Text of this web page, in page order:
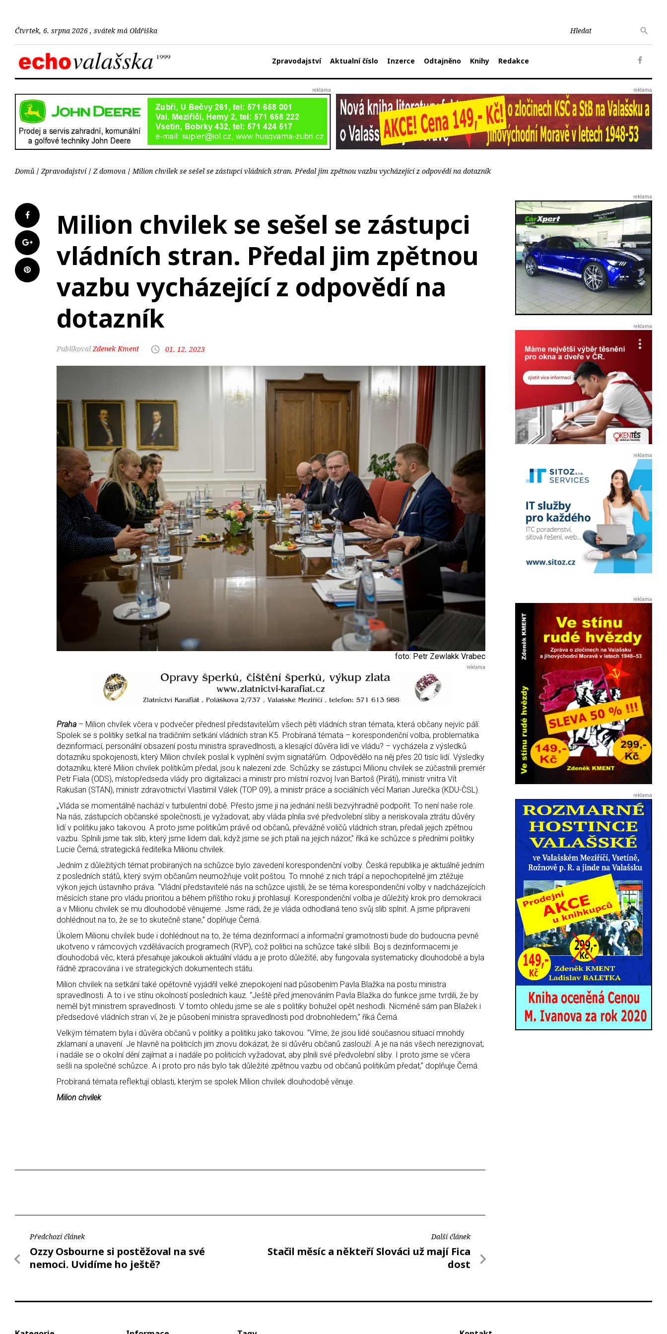
Čtvrtek, 6. srpna 2026 , svátek má Oldřiška
Zpravodajství Aktualní číslo Inzerce Odtajněno Knihy Redakce
Domů Zpravodajství Z domova Milion chvilek se sešel se zástupci vládních stran. Předal jim zpětnou vazbu vycházející z odpovědí na dotazník
Milion chvilek se sešel se zástupci
vládních stran. Předal jim zpětnou
vazbu vycházející z odpovědí na
dotazník
Zdenek Kment 01. 12. 2023
foto: Petr Zewlakk Vrabec
Praha – Milion chvilek včera v podvečer přednesl představitelům všech pěti vládních stran témata, která občany nejvíc pálí.
Spolek se s politiky setkal na tradičním setkání vládních stran K5. Probíraná témata – korespondenční volba, problematika
dezinformací, personální obsazení postu ministra spravedlnosti, a klesající důvěra lidí ve vládu? – vycházela z výsledků
dotazníku spokojenosti, který Milion chvilek poslal k vyplnění svým signatářům. Odpovědělo na něj přes 20 tisíc lidí. Výsledky
dotazníku, které Milion chvilek politikům předal, jsou k nalezení zde. Schůzky se zástupci Milionu chvilek se zúčastnili premiér
Petr Fiala (ODS), místopředseda vlády pro digitalizaci a ministr pro místní rozvoj Ivan Bartoš (Piráti), ministr vnitra Vít
Rakušan (STAN), ministr zdravotnictví Vlastimil Válek (TOP 09), a ministr práce a sociálních věcí Marian Jurečka (KDU-ČSL).
„Vláda se momentálně nachází v turbulentní době. Přesto jsme ji na jednání nešli bezvýhradně podpořit. To není naše role.
Na nás, zástupcích občanské společnosti, je vyžadovat, aby vláda plnila své předvolební sliby a neriskovala ztrátu důvěry
lidí v politiku jako takovou. A proto jsme politikům právě od občanů, převážně voličů vládních stran, předali jejich zpětnou
vazbu. Splnili jsme tak slib, který jsme lidem dali, když jsme se jich ptali na jejich názor,” říká ke schůzce s předními politiky
Lucie Černá, strategická ředitelka Milionu chvilek.
Jedním z důležitých témat probíraných na schůzce bylo zavedení korespondenční volby. Česká republika je aktuálně jedním
z posledních států, který svým občanům neumožňuje volit poštou. To mnohé z nich trápí a nepochopitelně jim ztěžuje
výkon jejich ústavního práva. “Vládní představitelé nás na schůzce ujistili, že se téma korespondenční volby v nadcházejících
měsících stane pro vládu prioritou a během příštího roku ji prohlasují. Korespondenční volba je důležitý krok pro demokracii
a v Milionu chvilek se mu dlouhodobě věnujeme. Jsme rádi, že je vláda odhodlaná teno svůj slib splnit. A jsme připraveni
dohlédnout na to, že se to skutečně stane,” doplňuje Černá.
Úkolem Milionu chvilek bude i dohlédnout na to, že téma dezinformací a informační gramotnosti bude do budoucna pevně
ukotveno v rámcových vzdělávacích programech (RVP), což politici na schůzce také slíbili. Boj s dezinformacemi je
dlouhodobá věc, která přesahuje jakoukoli aktuální vládu a je proto důležité, aby fungovala systematicky dlouhodobě a byla
řádně zpracována i ve strategických dokumentech státu.
Milion chvilek na setkání také opětovně vyjádřil velké znepokojení nad působením Pavla Blažka na postu ministra
spravedlnosti. A to i ve stínu okolností posledních kauz. “Ještě před jmenováním Pavla Blažka do funkce jsme tvrdili, že by
neměl být ministrem spravedlnosti. V tomto ohledu jsme se ale s politiky bohužel opět neshodli. Nicméně sám pan Blažek i
předsedové vládních stran ví, že je působení ministra spravedlnosti pod drobnohledem,” říká Černá.
Velkým tématem byla i důvěra občanů v politiky a politiku jako takovou. “Víme, že jsou lidé současnou situací mnohdy
zklamaní a unavení. Je hlavně na politicích jim znovu dokázat, že si důvěru občanů zaslouží. A je na nás všech nerezignovat,
i nadále se o okolní dění zajímat a i nadále po politicích vyžadovat, aby plnili své předvolební sliby. I proto jsme se včera
sešli na společné schůzce. A i proto pro nás bylo tak důležité zpětnou vazbu od občanů politikům předat,” doplňuje Černá.
Probíraná témata reflektují oblasti, kterým se spolek Milion chvilek dlouhodobě věnuje.
Milion chvilek
Předchozí článek
Ozzy Osbourne si postěžoval na své
nemoci. Uvidíme ho ještě?
Další článek
Stačil měsíc a někteří Slováci už mají Fica
dost